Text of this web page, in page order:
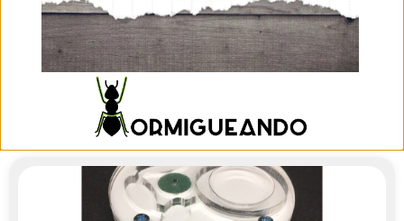
Hormiguero Antmeta H12x8
14,45